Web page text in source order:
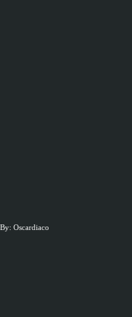
By: Oscardiaco